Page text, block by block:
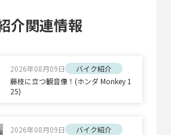
介関連情報
2026年08月09日
バイク紹介
藤枝に立つ観音像！(ホンダ Monkey 1
25)
2026年08月09日
バイク紹介